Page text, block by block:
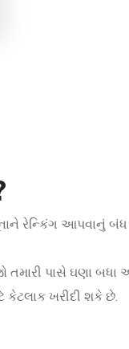
રેન્કિંગ
પાસે ઘણા બધા
ખરીદી શકે છે.